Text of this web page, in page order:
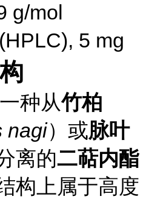
g/mol
5 mg
种从竹柏
nagi）或脉叶
离的二萜内酯
构上属于高度